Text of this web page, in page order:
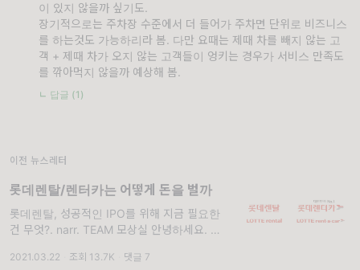
이 있지 않을까 싶기도.
장기적으로는 주차장 수준에서 더 들어가 주차면 단위로 비즈니스
를 하는것도 가능하리라 봄. 다만 요때는 제때 차를 빼지 않는 고
객 + 제때 차가 오지 않는 고객들이 엉키는 경우가 서비스 만족도
를 깎아먹지 않을까 예상해 봄.
ㄴ 답글 (1)
이전 뉴스레터
롯데렌탈/렌터카는 어떻게 돈을 벌까
롯데렌탈, 성공적인 IPO를 위해 지금 필요한
건 무엇?. narr. TEAM 모상실 안녕하세요. 즐
살펴볼 기업은 대한민국 No.1 렌터카 사업자
2021.03.22 조회 13.7K 댓글 7